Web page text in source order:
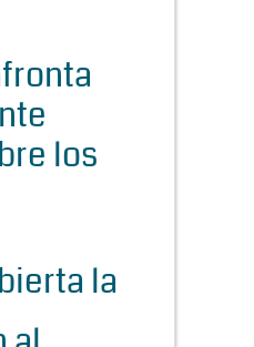
los
la